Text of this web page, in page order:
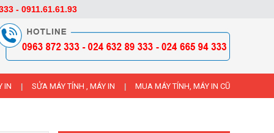
IN SỬA MÁY TÍNH , MÁY IN MUA MÁY TÍNH, MÁY IN CŨ
- 0911.61.61.93